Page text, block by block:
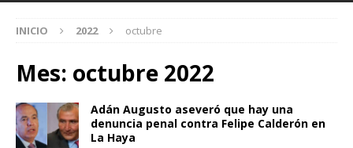
INICIO 2022 octubre
Mes: octubre 2022
Adán Augusto aseveró que hay una
denuncia penal contra Felipe Calderón en
La Haya